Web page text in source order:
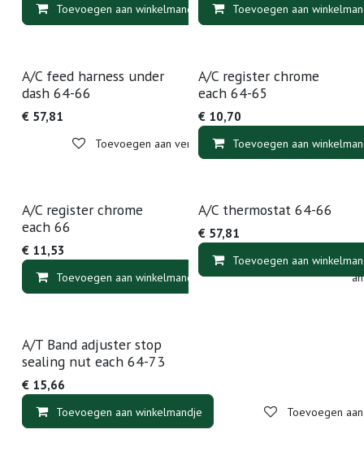
Toevoegen aan winkelmandje Toevoegen
Toevoegen aan
A/C feed harness under
dash 64-66
€ 57,81
Toevoegen aan verlanglijst
A/C register chrome
each 64-65
€ 10,70
Toevoegen aan
A/C register chrome
each 66
€ 11,53
Toevoegen aan winkelmandje Toevoegen
A/C thermostat 64-66
€ 57,81
Toevoegen aan
A/T Band adjuster stop
sealing nut each 64-73
€ 15,66
Toevoegen aan winkelmandje Toevoegen